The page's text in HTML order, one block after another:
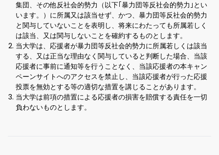
集団、その他反社会的勢力（以下｢暴力団等反社会的勢力｣とい
います。）に所属又は該当せず、かつ、暴力団等反社会的勢力
と関与していないことを表明し、将来にわたっても所属若しく
は該当、又は関与しないことを確約するものとします。
当大学は、応援者が暴力団等反社会的勢力に所属若しくは該当
する、又は正当な理由なく関与していると判断した場合、当該
応援者に事前に通知等を行うことなく、当該応援者の本キャン
ペーンサイトへのアクセスを禁止し、当該応援者が行った応援
投票を無効とする等の適切な措置を講じることがあります。
当大学は前項の措置による応援者の損害を賠償する責任を一切
負わないものとします。